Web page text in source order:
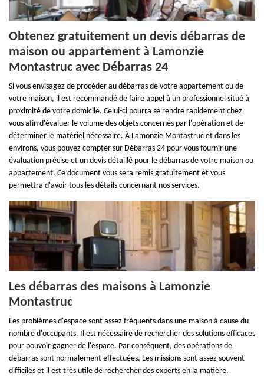
Obtenez gratuitement un devis débarras de
maison ou appartement à Lamonzie
Montastruc avec Débarras 24
Si vous envisagez de procéder au débarras de votre appartement ou de
votre maison, il est recommandé de faire appel à un professionnel situé à
proximité de votre domicile. Celui-ci pourra se rendre rapidement chez
vous afin d'évaluer le volume des objets concernés par l'opération et de
déterminer le matériel nécessaire. À Lamonzie Montastruc et dans les
environs, vous pouvez compter sur Débarras 24 pour vous fournir une
évaluation précise et un devis détaillé pour le débarras de votre maison ou
appartement. Ce document vous sera remis gratuitement et vous
permettra d'avoir tous les détails concernant nos services.
Les débarras des maisons à Lamonzie
Montastruc
Les problèmes d'espace sont assez fréquents dans une maison à cause du
nombre d'occupants. Il est nécessaire de rechercher des solutions efficaces
pour pouvoir gagner de l'espace. Par conséquent, des opérations de
débarras sont normalement effectuées. Les missions sont assez souvent
difficiles et il est très utile de rechercher des experts en la matière.